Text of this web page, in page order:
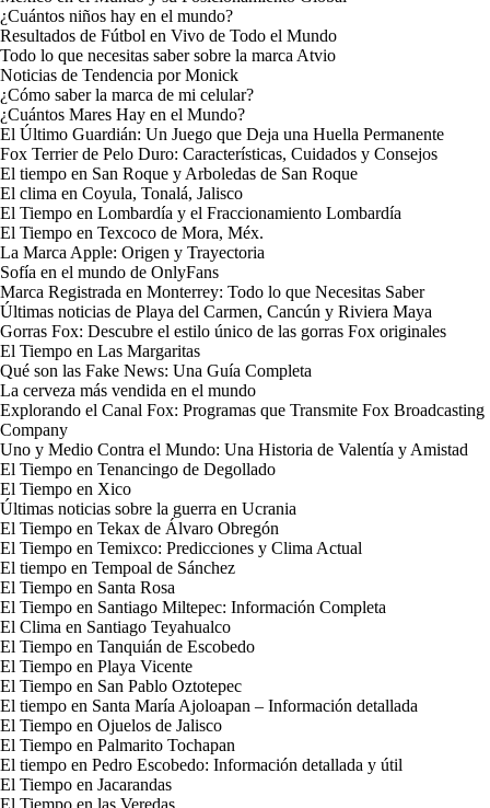
¿Cuántos niños hay en el mundo?
Resultados de Fútbol en Vivo de Todo el Mundo
Todo lo que necesitas saber sobre la marca Atvio
Noticias de Tendencia por Monick
¿Cómo saber la marca de mi celular?
¿Cuántos Mares Hay en el Mundo?
El Último Guardián: Un Juego que Deja una Huella Permanente
Fox Terrier de Pelo Duro: Características, Cuidados y Consejos
El tiempo en San Roque y Arboledas de San Roque
El clima en Coyula, Tonalá, Jalisco
El Tiempo en Lombardía y el Fraccionamiento Lombardía
El Tiempo en Texcoco de Mora, Méx.
La Marca Apple: Origen y Trayectoria
Sofía en el mundo de OnlyFans
Marca Registrada en Monterrey: Todo lo que Necesitas Saber
Últimas noticias de Playa del Carmen, Cancún y Riviera Maya
Gorras Fox: Descubre el estilo único de las gorras Fox originales
El Tiempo en Las Margaritas
Qué son las Fake News: Una Guía Completa
La cerveza más vendida en el mundo
Explorando el Canal Fox: Programas que Transmite Fox Broadcasting
Company
Uno y Medio Contra el Mundo: Una Historia de Valentía y Amistad
El Tiempo en Tenancingo de Degollado
El Tiempo en Xico
Últimas noticias sobre la guerra en Ucrania
El Tiempo en Tekax de Álvaro Obregón
El Tiempo en Temixco: Predicciones y Clima Actual
El tiempo en Tempoal de Sánchez
El Tiempo en Santa Rosa
El Tiempo en Santiago Miltepec: Información Completa
El Clima en Santiago Teyahualco
El Tiempo en Tanquián de Escobedo
El Tiempo en Playa Vicente
El Tiempo en San Pablo Oztotepec
El tiempo en Santa María Ajoloapan – Información detallada
El Tiempo en Ojuelos de Jalisco
El Tiempo en Palmarito Tochapan
El tiempo en Pedro Escobedo: Información detallada y útil
El Tiempo en Jacarandas
El Tiempo en las Veredas